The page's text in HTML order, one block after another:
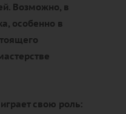
Возможно, в
особенно в
свою роль: